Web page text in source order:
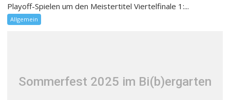
Playoff-Spielen um den Meistertitel Viertelfinale 1:...
Allgemein
Sommerfest 2025 im Bi(b)ergarten